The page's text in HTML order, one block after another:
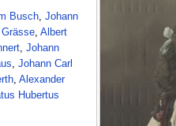
Busch, Johann
, Albert
, Johann
, Johann Carl
, Alexander
Hubertus